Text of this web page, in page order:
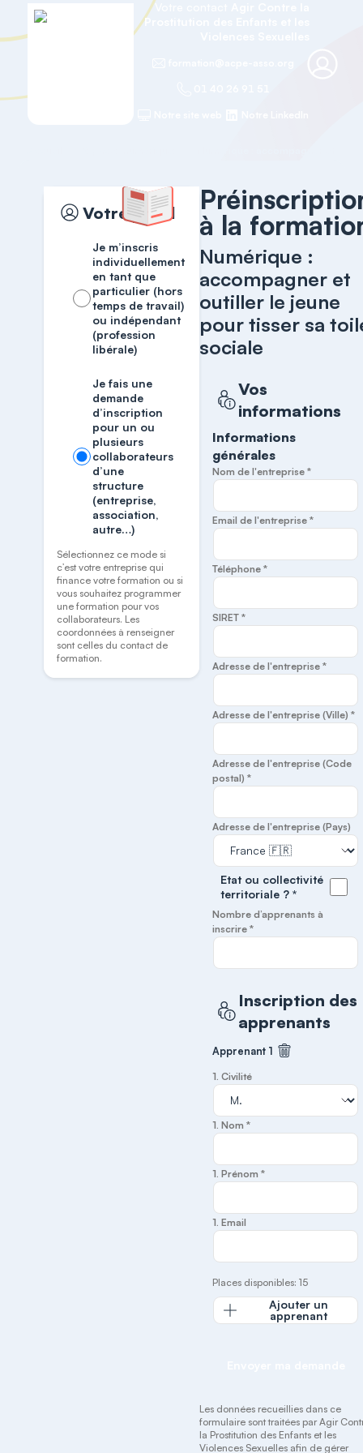
Prostitution des Enfants et les
Votre profil
Je m’inscris
individuellement
en tant que
particulier (hors
temps de travail)
ou indépendant
(profession
libérale)
Je fais une
demande
d’inscription
pour un ou
plusieurs
collaborateurs
d’une
structure
(entreprise,
association,
autre…)
Sélectionnez ce mode si
c’est votre entreprise qui
finance votre formation ou si
vous souhaitez programmer
une formation pour vos
collaborateurs. Les
coordonnées à renseigner
sont celles du contact de
formation.
à la
Numérique :
accompagner et
outiller le jeune
pour tisser sa
sociale
Vos
informations
Informations
générales
Nom de l'entreprise *
Email de l'entreprise *
Téléphone *
SIRET *
Adresse de l'entreprise *
Adresse de l'entreprise (Ville) *
Adresse de l'entreprise (Code
postal) *
Adresse de l'entreprise (Pays)
Etat ou collectivité
territoriale ? *
Nombre d’apprenants à
inscrire *
Inscription des
apprenants
Apprenant 1 Supprimer
1. Civilité
1. Nom *
1. Prénom *
1. Email
Places disponibles: 15
Ajouter un
apprenant
Les données recueillies dans ce
formulaire sont traitées par Agir
la Prostitution des Enfants et les
Violences Sexuelles afin de gérer